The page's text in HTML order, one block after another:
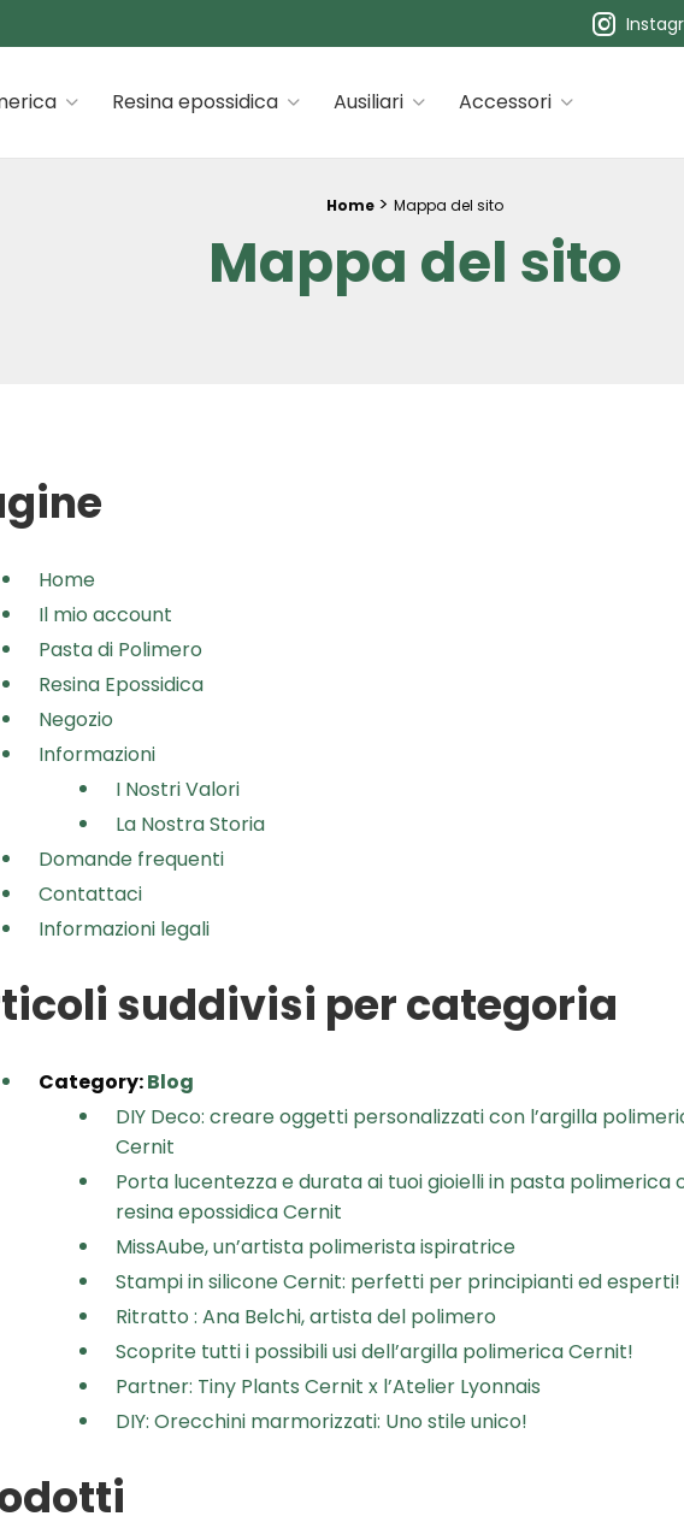
créations premiums
Resina epossidica Ausiliari Accessori
Home > Mappa del sito
Mappa del sito
Home
Il mio account
Pasta di Polimero
Resina Epossidica
Negozio
Informazioni
I Nostri Valori
La Nostra Storia
Domande frequenti
Contattaci
Informazioni legali
suddivisi per categoria
Category:Blog
DIY Deco: creare oggetti personalizzati con l’argilla
Cernit
Porta lucentezza e durata ai tuoi gioielli in pasta polimerica
resina epossidica Cernit
MissAube, un’artista polimerista ispiratrice
Stampi in silicone Cernit: perfetti per principianti ed esperti!
Ritratto : Ana Belchi, artista del polimero
Scoprite tutti i possibili usi dell’argilla polimerica Cernit!
Partner: Tiny Plants Cernit x l’Atelier Lyonnais
DIY: Orecchini marmorizzati: Uno stile unico!